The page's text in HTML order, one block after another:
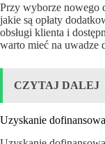
Przy wyborze nowego
jakie są opłaty
obsługi klienta i
warto mieć na uwadze
CZYTAJ DALEJ
Uzyskanie